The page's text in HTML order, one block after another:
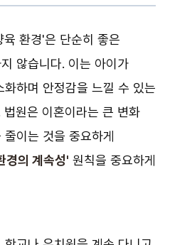
환경'은 단순히 좋은
않습니다. 이는 아이가
하며 안정감을 느낄 수 있는
원은 이혼이라는 큰 변화
이는 것을 중요하게
경의 계속성' 원칙을 중요하게